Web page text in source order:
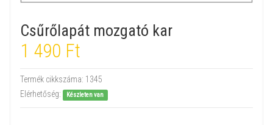
Csűrőlapát mozgató kar
1 490 Ft
Termék cikkszáma: 1345
Elérhetőség:
Készleten van